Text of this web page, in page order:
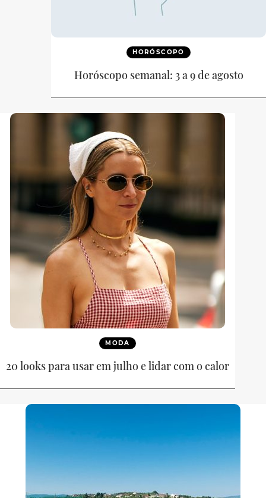
HORÓSCOPO
Horóscopo semanal: 3 a 9 de agosto
MODA
20 looks para usar em julho e lidar com o calor